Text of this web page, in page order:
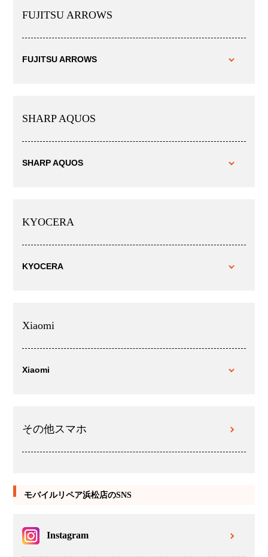
FUJITSU ARROWS
FUJITSU ARROWS
SHARP AQUOS
SHARP AQUOS
KYOCERA
KYOCERA
Xiaomi
Xiaomi
その他スマホ
モバイルリペア浜松店のSNS
Instagram